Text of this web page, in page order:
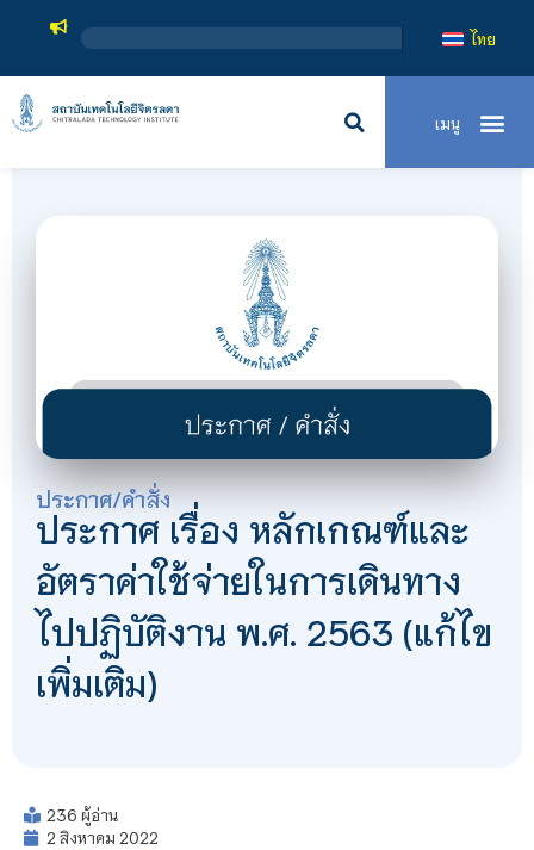
สถาบัน
ไทย
ประกาศ/คำสั่ง
ประกาศ เรื่อง หลักเกณฑ์และ
อัตราค่าใช้จ่ายในการเดินทาง
ไปปฏิบัติงาน พ.ศ. 2563 (แก้ไข
เพิ่มเติม)
236 ผู้อ่าน
2 สิงหาคม 2022